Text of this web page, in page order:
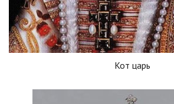
Кот царь